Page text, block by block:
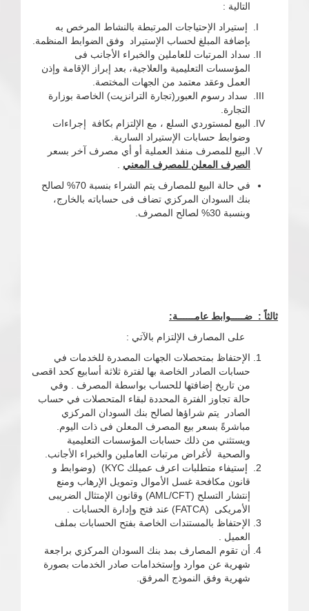
التالية :
إستيراد الإحتياجات المرتبطة بالنشاط المرخص به
بإضافة المبلغ لحساب الإستيراد وفق الضوابط المنظمة.
سداد المرتبات للعاملين والخبراء الأجانب فى
المؤسسات التعليمية والعلاجية، بعد إبراز الإقامة وإذن
العمل وعقد معتمد من الجهات المختصة.
سداد رسوم العبور(تجارة الترانزيت) الخاصة بوزارة
التجارة.
البيع لمستوردي السلع ، مع الإلتزام بكافة إجراءات
وضوابط حسابات الإستيراد السارية.
البيع للمصرف منفذ العملية أو أي مصرف آخر بسعر
الصرف المعلن للمصرف المعني
في حالة البيع للمصارف يتم الشراء بنسبة 70% لصالح
بنك السودان المركزي تضاف فى حساباته بالخارج،
وبنسبة 30% لصالح المصرف.
ثالثاً : ضـــــوابط عامــــــة:
على المصارف الإلتزام بالآتي :
الإحتفاظ بمتحصلات الجهات المصدرة للخدمات في
حسابات الصادر الخاصة بها لفترة ثلاثة أسابيع كحد اقصى
من تاريخ إضافتها للحساب بواسطة المصرف . وفي
حالة تجاوز الفترة المحددة لبقاء المتحصلات في حساب
الصادر يتم شراؤها لصالح بنك السودان المركزي
مباشرةً بسعر بيع المصرف المعلن فى ذات اليوم.
ويستثني من ذلك حسابات المؤسسات التعليمية
والصحية لأغراض مرتبات العاملين والخبراء الأجانب.
إستيفاء متطلبات اعرف عميلك KYC) (وضوابط و
قانون مكافحة غسل الأموال وتمويل الإرهاب ومنع
إنتشار التسلح (AML/CFT) وقانون الإمتثال الضريبى
الأمريكى (FATCA) عند فتح وإدارة الحسابات .
الإحتفاظ بالمستندات الخاصة بفتح الحسابات بملف
العميل .
أن تقوم المصارف بمد بنك السودان المركزي براجعة
شهرية عن موارد وإستخدامات صادر الخدمات بصورة
شهرية وفق النموذج المرفق.